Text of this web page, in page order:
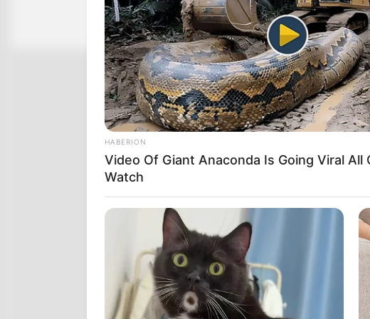
HABERION
Video Of Giant Anaconda Is Going Viral All
Watch
Speechless!
RADAR MEDIA
Owner Made Shadow Figures — Kitten's
Millions